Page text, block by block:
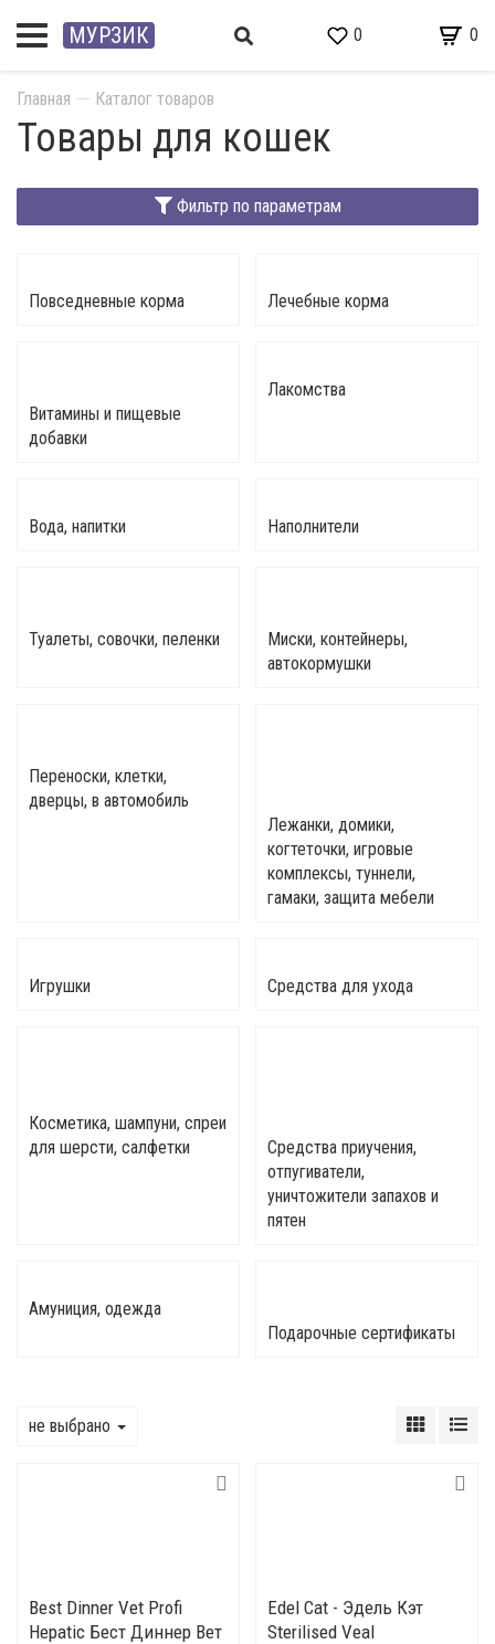
МУРЗИК 0 0
Главная Каталог товаров
Товары для кошек
Фильтр по параметрам
Повседневные корма Лечебные корма
Витамины и пищевые
добавки
Лакомства
Вода, напитки Наполнители
Туалеты, совочки, пеленки
Миски, контейнеры,
автокормушки
Переноски, клетки,
дверцы, в автомобиль
Лежанки, домики,
когтеточки, игровые
комплексы, туннели,
гамаки, защита мебели
Игрушки Средства для ухода
Косметика, шампуни, спреи
для шерсти, салфетки
Средства приучения,
отпугиватели,
уничтожители запахов и
пятен
Амуниция, одежда
Подарочные сертификаты
не выбрано
Best Dinner Vet Profi
Hepatic Бест Диннер Вет
Edel Cat - Эдель Кэт
Sterilised Veal